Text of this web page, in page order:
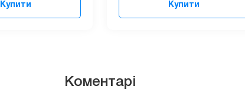
Купити Купити
Коментарі